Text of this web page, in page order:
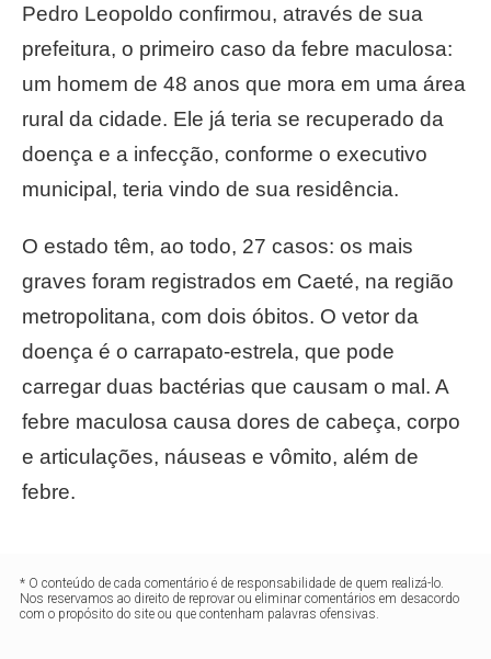
Pedro Leopoldo confirmou, através de sua
prefeitura, o primeiro caso da febre maculosa:
um homem de 48 anos que mora em uma área
rural da cidade. Ele já teria se recuperado da
doença e a infecção, conforme o executivo
municipal, teria vindo de sua residência.
O estado têm, ao todo, 27 casos: os mais
graves foram registrados em Caeté, na região
metropolitana, com dois óbitos. O vetor da
doença é o carrapato-estrela, que pode
carregar duas bactérias que causam o mal. A
febre maculosa causa dores de cabeça, corpo
e articulações, náuseas e vômito, além de
febre.
* O conteúdo de cada comentário é de responsabilidade de quem realizá-lo.
Nos reservamos ao direito de reprovar ou eliminar comentários em desacordo
com o propósito do site ou que contenham palavras ofensivas.